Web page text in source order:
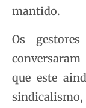
mantido.
Os
conversaram
que este